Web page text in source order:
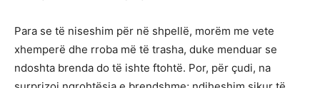
Para se të niseshim për në shpellë, morëm me vete
xhemperë dhe rroba më të trasha, duke menduar se
ndoshta brenda do të ishte ftohtë. Por, për çudi, na